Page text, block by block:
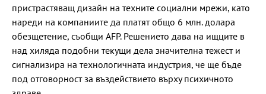
пристрастяващ дизайн на техните социални мрежи, като
нареди на компаниите да платят общо 6 млн. долара
обезщетение, съобщи AFP. Решението дава на ищците в
над хиляда подобни текущи дела значителна тежест и
сигнализира на технологичната индустрия, че ще бъде
под отговорност за въздействието върху психичното